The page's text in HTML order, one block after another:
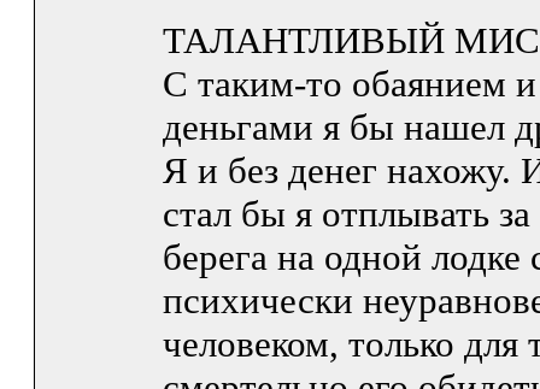
ТАЛАНТЛИВЫЙ
С таким-то обаянием
деньгами я бы нашел
Я и без денег нахожу.
стал бы я отплывать
берега на одной лодке
психически
человеком, только для